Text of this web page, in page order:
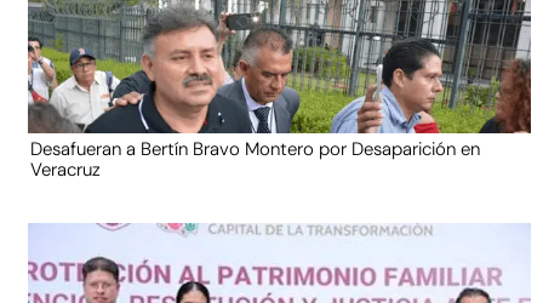
Desafueran a Bertín Bravo Montero por Desaparición en
Veracruz